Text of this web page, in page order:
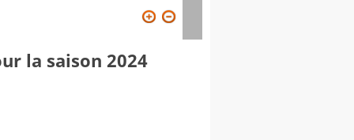
CONTACT
la saison 2024